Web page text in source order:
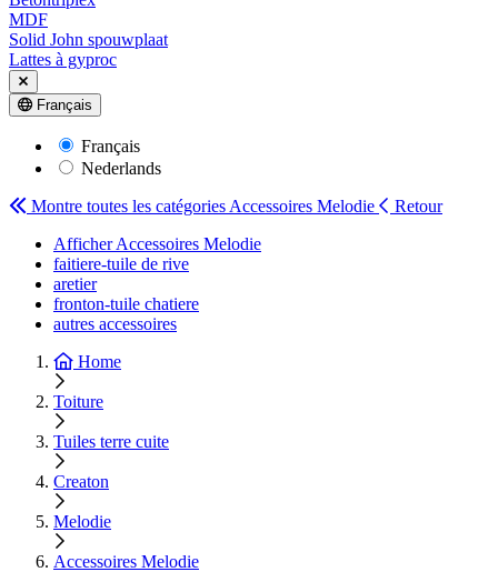
MDF
Solid John spouwplaat
Lattes à gyproc
Français
Français
Nederlands
Montre toutes les catégories Accessoires Melodie
Retour
Afficher Accessoires Melodie
faitiere-tuile de rive
aretier
fronton-tuile chatiere
autres accessoires
Home
Toiture
Tuiles terre cuite
Creaton
Melodie
Accessoires Melodie